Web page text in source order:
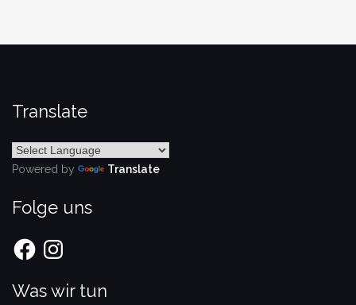
Translate
Powered by Translate
Folge uns
FacebookInstagram
Was wir tun